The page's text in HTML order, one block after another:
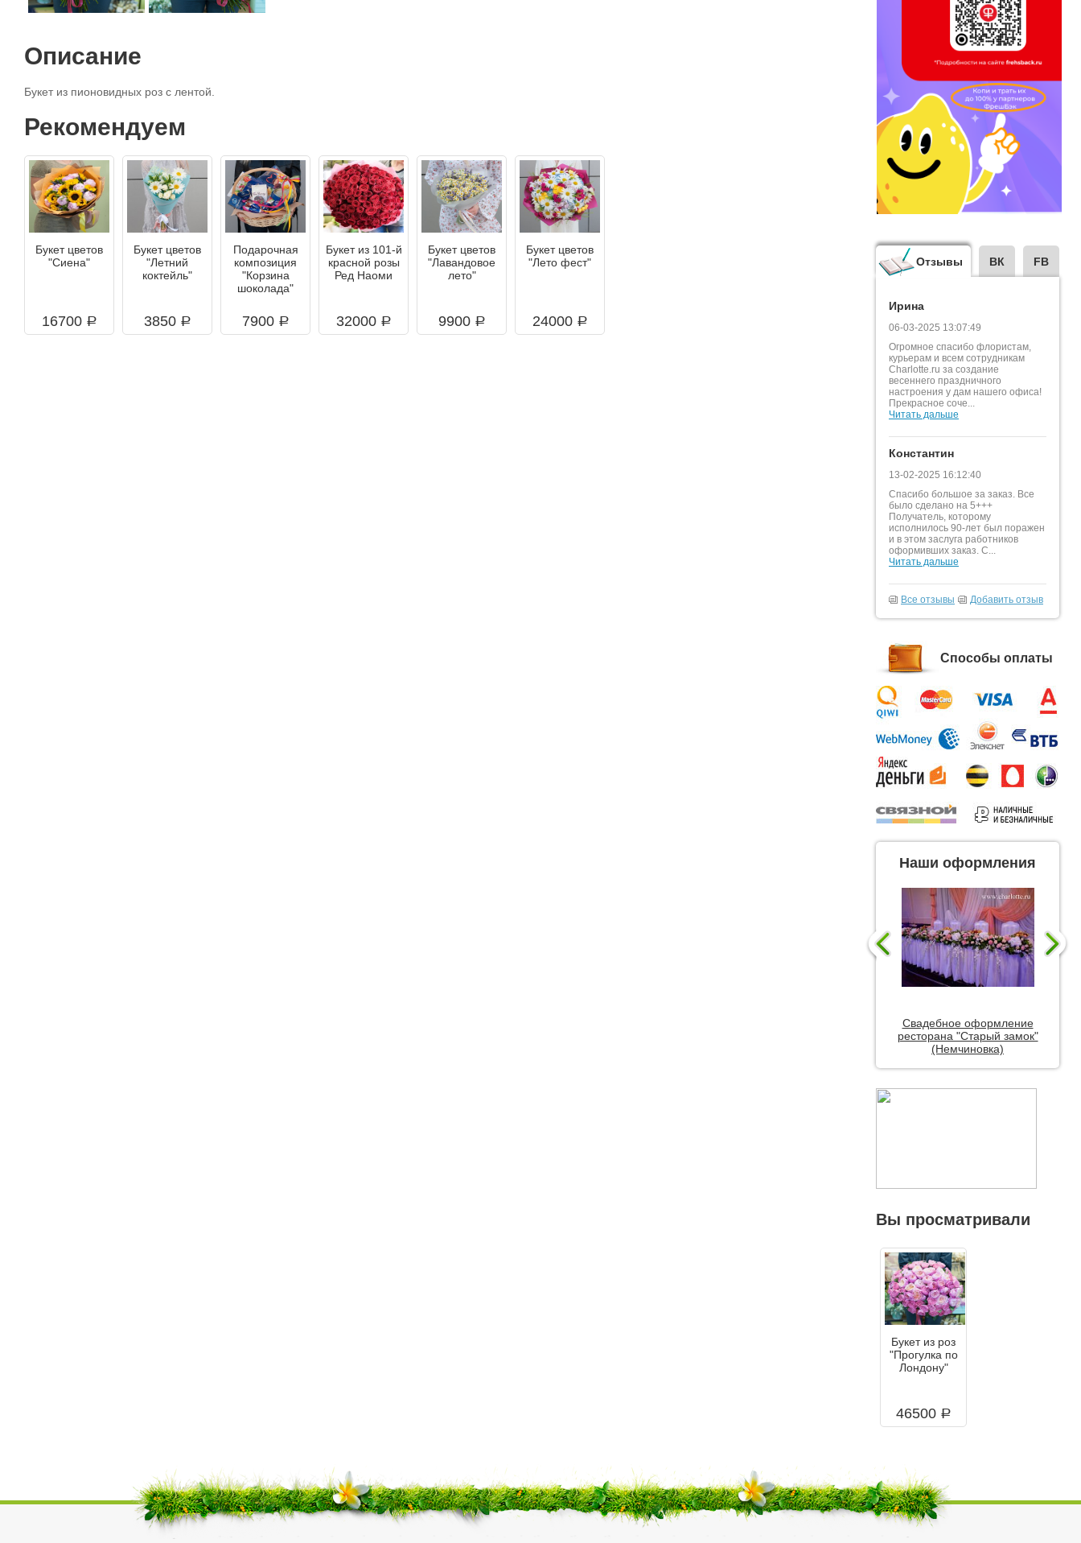
Описание
Букет из пионовидных роз с лентой.
Рекомендуем
Букет цветов
"Сиена"
16700 a
Букет цветов
"Летний
коктейль"
3850 a
Подарочная
композиция
"Корзина
шоколада"
7900 a
Букет из 101-й
красной розы
Ред Наоми
32000 a
Букет цветов
"Лавандовое
лето"
9900 a
Букет цветов
"Лето фест"
24000 a
Отзывы ВК FB
Ирина
06-03-2025 13:07:49
Огромное спасибо флористам,
курьерам и всем сотрудникам
Charlotte.ru за создание
весеннего праздничного
настроения у дам нашего офиса!
Прекрасное соче...
Читать дальше
Константин
13-02-2025 16:12:40
Спасибо большое за заказ. Все
было сделано на 5+++
Получатель, которому
исполнилось 90-лет был поражен
и в этом заслуга работников
оформивших заказ. С...
Читать дальше
Все отзывы Добавить отзыв
Способы оплаты
Наши оформления
Свадебное оформление
ресторана "Старый замок"
(Немчиновка)
Вы просматривали
Букет из роз
"Прогулка по
Лондону"
46500 a